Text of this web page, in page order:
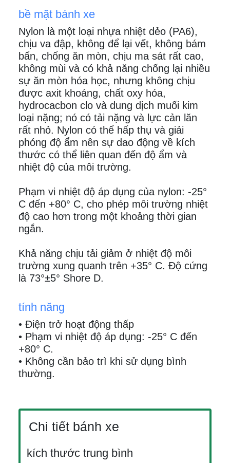
bề mặt bánh xe
Nylon là một loại nhựa nhiệt dẻo (PA6),
chịu va đập, không để lại vết, không bám
bẩn, chống ăn mòn, chịu ma sát rất cao,
không mùi và có khả năng chống lại nhiều
sự ăn mòn hóa học, nhưng không chịu
được axit khoáng, chất oxy hóa,
hydrocacbon clo và dung dịch muối kim
loại nặng; nó có tải nặng và lực cản lăn
rất nhỏ. Nylon có thể hấp thụ và giải
phóng độ ẩm nên sự dao động về kích
thước có thể liên quan đến độ ẩm và
nhiệt độ của môi trường.
Phạm vi nhiệt độ áp dụng của nylon: -25°
C đến +80° C, cho phép môi trường nhiệt
độ cao hơn trong một khoảng thời gian
ngắn.
Khả năng chịu tải giảm ở nhiệt độ môi
trường xung quanh trên +35° C. Độ cứng
là 73°±5° Shore D.
tính năng
• Điện trở hoạt động thấp
• Phạm vi nhiệt độ áp dụng: -25° C đến
+80° C.
• Không cần bảo trì khi sử dụng bình
thường.
Chi tiết bánh xe
kích thước trung bình